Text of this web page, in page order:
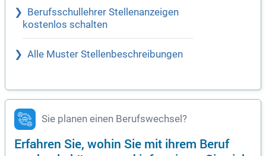
Berufsschullehrer Stellenanzeigen
kostenlos schalten
Alle Muster Stellenbeschreibungen
Sie planen einen Berufswechsel?
Erfahren Sie, wohin Sie mit ihrem Beruf